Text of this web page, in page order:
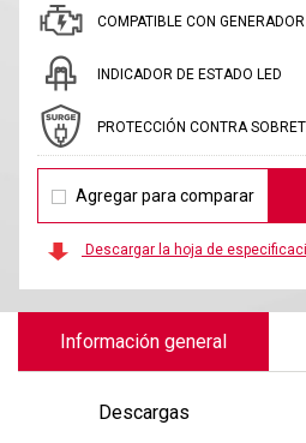
COMPATIBLE CON GENERADOR
INDICADOR DE ESTADO LED
PROTECCIÓN CONTRA
Agregar para comparar
Descargar la hoja de
Información general
Descargas